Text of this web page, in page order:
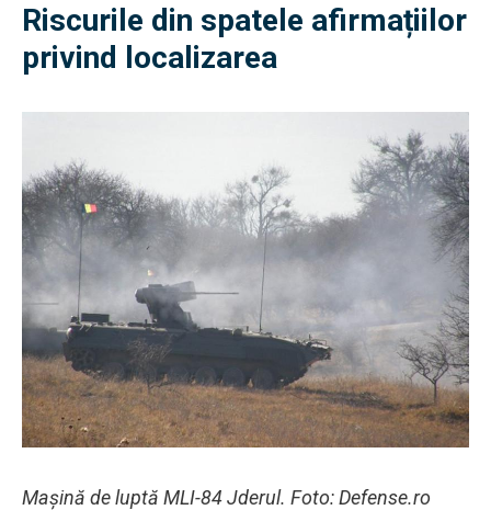
Riscurile din spatele afirmațiilor
privind localizarea
Mașină de luptă MLI-84 Jderul. Foto: Defense.ro